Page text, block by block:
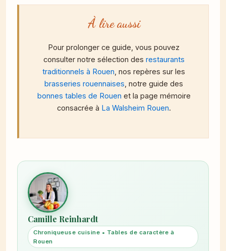
À lire aussi
Pour prolonger ce guide, vous pouvez
consulter notre sélection des restaurants
traditionnels à Rouen, nos repères sur les
brasseries rouennaises, notre guide des
bonnes tables de Rouen et la page mémoire
consacrée à La Walsheim Rouen.
Camille Reinhardt
Chroniqueuse cuisine • Tables de caractère à
Rouen